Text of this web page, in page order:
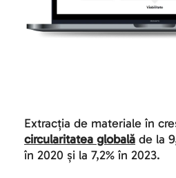
Extracția de materiale în
circularitatea globală de la
în 2020 și la 7,2% în 2023.